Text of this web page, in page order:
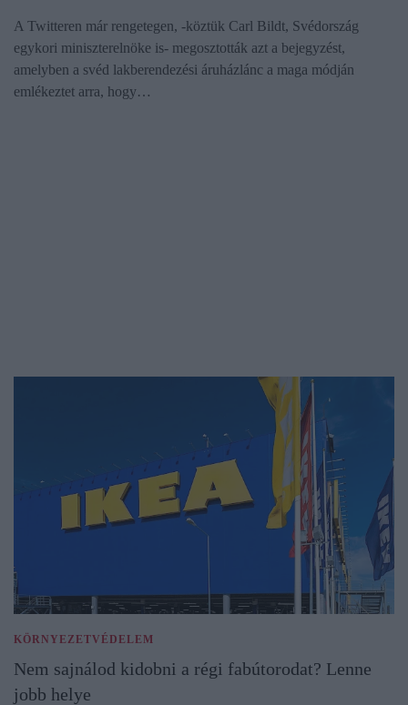
A Twitteren már rengetegen, -köztük Carl Bildt, Svédország
egykori miniszterelnöke is- megosztották azt a bejegyzést,
amelyben a svéd lakberendezési áruházlánc a maga módján
emlékeztet arra, hogy…
KÖRNYEZETVÉDELEM
Nem sajnálod kidobni a régi fabútorodat? Lenne
jobb helye